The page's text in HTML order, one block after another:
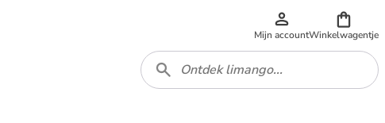
Mijn accountWinkelwagentje